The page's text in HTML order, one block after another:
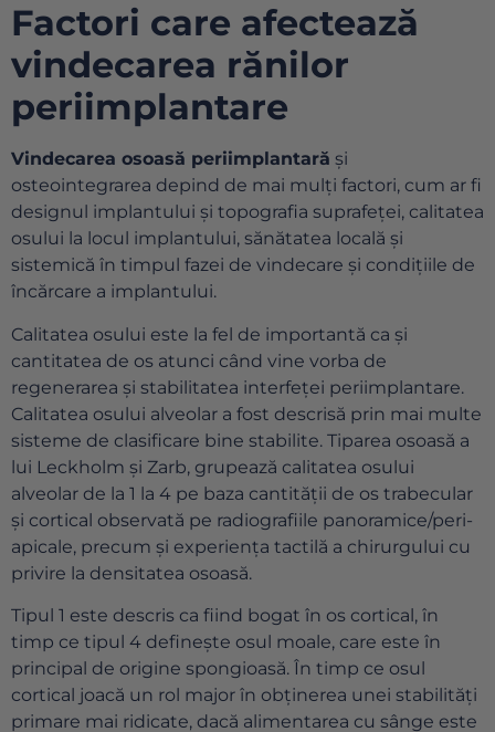
Factori care afectează
vindecarea rănilor
periimplantare
Vindecarea osoasă periimplantară și
osteointegrarea depind de mai mulți factori, cum ar fi
designul implantului și topografia suprafeței, calitatea
osului la locul implantului, sănătatea locală și
sistemică în timpul fazei de vindecare și condițiile de
încărcare a implantului.
Calitatea osului este la fel de importantă ca și
cantitatea de os atunci când vine vorba de
regenerarea și stabilitatea interfeței periimplantare.
Calitatea osului alveolar a fost descrisă prin mai multe
sisteme de clasificare bine stabilite. Tiparea osoasă a
lui Leckholm și Zarb, grupează calitatea osului
alveolar de la 1 la 4 pe baza cantității de os trabecular
și cortical observată pe radiografiile panoramice/peri-
apicale, precum și experiența tactilă a chirurgului cu
privire la densitatea osoasă.
Tipul 1 este descris ca fiind bogat în os cortical, în
timp ce tipul 4 definește osul moale, care este în
principal de origine spongioasă. În timp ce osul
cortical joacă un rol major în obținerea unei stabilități
primare mai ridicate, dacă alimentarea cu sânge este